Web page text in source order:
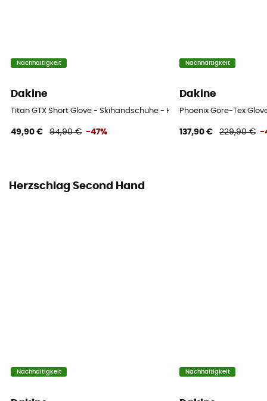
Leder
Integrierte Unterhandschuhe
Nein
Touchscreen kompatibel
Nachhaltigkeit
Dakine
Titan GTX Short Glove - Skihandschuhe - Herren
49,90 € 94,90 € -47%
Nachhaltigkeit
Dakine
Phoenix Gore-Tex
137,90 € 229,90 € -
Herzschlag Second Hand
Nachhaltigkeit Nachhaltigkeit